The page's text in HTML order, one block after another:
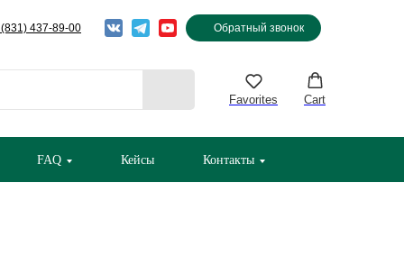
437-89-00 Обратный звонок
Favorites Cart
FAQ Кейсы Контакты